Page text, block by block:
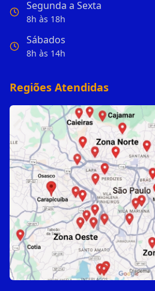
Segunda a Sexta
8h às 18h
Sábados
8h às 14h
Regiões Atendidas